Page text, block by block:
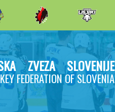
ZVEZA SLOVENIJE
FEDERATION OF SLOVENIA